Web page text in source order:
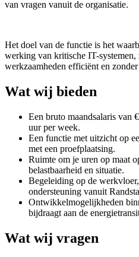
van vragen vanuit de organisatie.
Het doel van de functie is het
werking van kritische IT-systemen,
werkzaamheden efficiënt en
Wat wij bieden
Een bruto maandsalaris van
uur per week.
Een functie met uitzicht op
met een proefplaatsing.
Ruimte om je uren op maat
belastbaarheid en situatie.
Begeleiding op de
ondersteuning vanuit
Ontwikkelmogelijkheden
bijdraagt aan de
Wat wij vragen